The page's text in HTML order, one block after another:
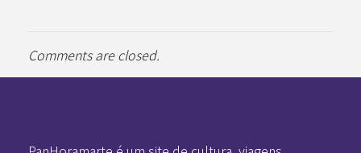
Comments are closed.